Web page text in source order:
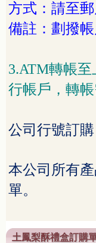
方式：請至
備註：劃撥
3.ATM轉帳至
行帳戶，轉
公司行號訂購
本公司所有
單。
土鳳梨酥禮盒訂購